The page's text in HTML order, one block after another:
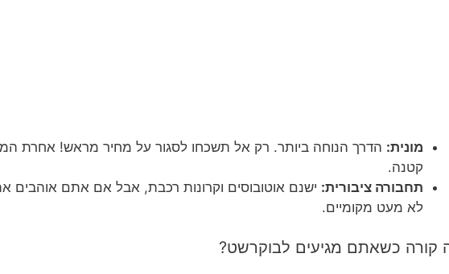
מונית: הדרך הנוחה ביותר. רק אל תשכחו לסגור על מחיר מראש! אחרת
קטנה.
תחבורה ציבורית: ישנם אוטובוסים וקרונות רכבת, אבל אם אתם אוהבים
לא מעט מקומיים.
קורה כשאתם מגיעים לבוקרשט?